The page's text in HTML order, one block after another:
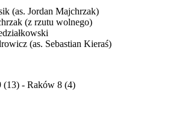
(as. Jordan Majchrzak)
(z rzutu wolnego)
(as. Sebastian Kieraś)
(13) - Raków 8 (4)